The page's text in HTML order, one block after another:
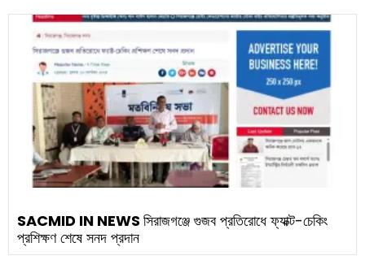
SACMID IN NEWS সিরাজগঞ্জে গুজব প্রতিরোধে ফ্যাক্ট-চেকিং
প্রশিক্ষণ শেষে সনদ প্রদান